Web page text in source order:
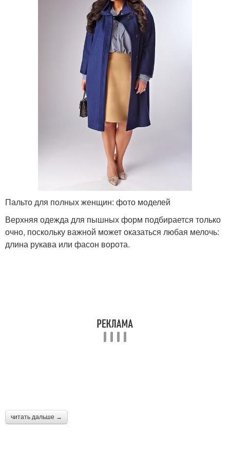
Одежда для полных дам Одежда для женщин
Пальто для полных женщин: фото моделей
Верхняя одежда для пышных форм подбирается только
очно, поскольку важной может оказаться любая мелочь:
длина рукава или фасон ворота.
читать дальше →